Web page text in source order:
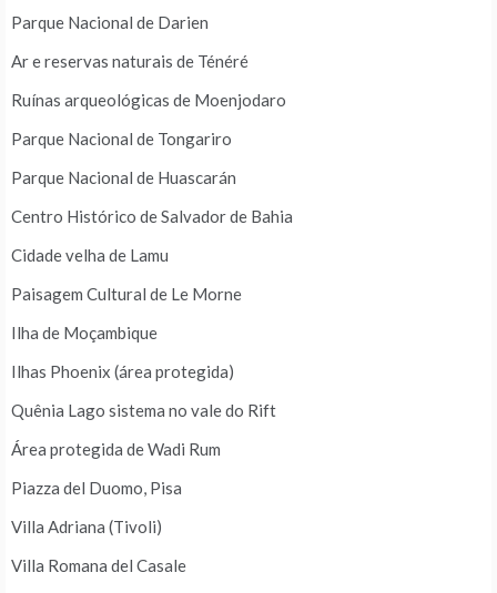
Parque Nacional de Darien
Ar e reservas naturais de Ténéré
Ruínas arqueológicas de Moenjodaro
Parque Nacional de Tongariro
Parque Nacional de Huascarán
Centro Histórico de Salvador de Bahia
Cidade velha de Lamu
Paisagem Cultural de Le Morne
Ilha de Moçambique
Ilhas Phoenix (área protegida)
Quênia Lago sistema no vale do Rift
Área protegida de Wadi Rum
Piazza del Duomo, Pisa
Villa Adriana (Tivoli)
Villa Romana del Casale